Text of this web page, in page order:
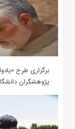
برگزاری طرح
پژوهشگران